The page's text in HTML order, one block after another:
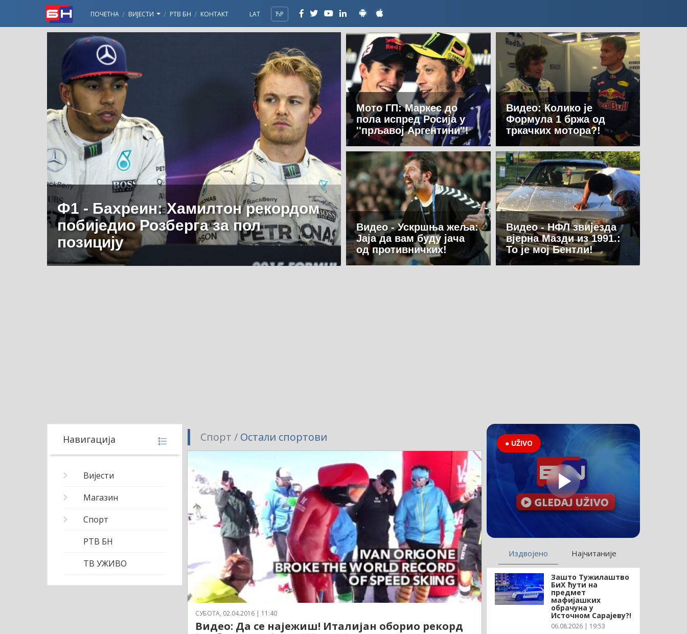
ПОЧЕТНА ВИЈЕСТИ РТВ БН КОНТАКТ LAT ЋР
Ф1 - Бахреин: Хамилтон рекордом
побиједио Розберга за пол
позицију
Мото ГП: Маркес до
пола испред Росија у
''прљавој Аргентини''!
Видео: Колико је
Формула 1 бржа од
тркачких мотора?!
Видео - Ускршња жеља:
Јаја да вам буду јача
од противничких!
Видео - НФЛ звијезда
вјерна Мазди из 1991.:
То је мој Бентли!
Навигација
Вијести
Магазин
Спорт
РТВ БН
ТВ УЖИВО
Спорт / Остали спортови
СУБОТА, 02.04.2016 | 11:40
Видео: Да се најежиш! Италијан оборио рекорд
● UŽIVO
Издвојено Најчитаније
Зашто Тужилаштво
БиХ ћути на
предмет
мафијашких
обрачуна у
Источном Сарајеву?!
06.08.2026 | 19:53